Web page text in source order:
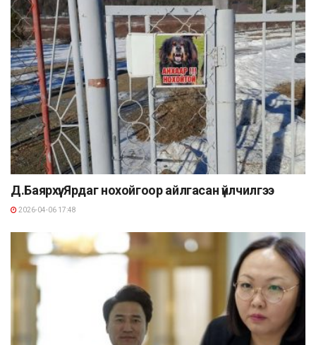
Д.Баярхүү: Ярдаг нохойгоор айлгасан үйлчилгээ
2026-04-06 17:48